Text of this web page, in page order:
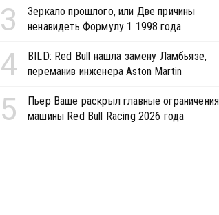
3
Зеркало прошлого, или Две причины
ненавидеть Формулу 1 1998 года
4
BILD: Red Bull нашла замену Ламбьязе,
переманив инженера Aston Martin
5
Пьер Ваше раскрыл главные ограничения
машины Red Bull Racing 2026 года